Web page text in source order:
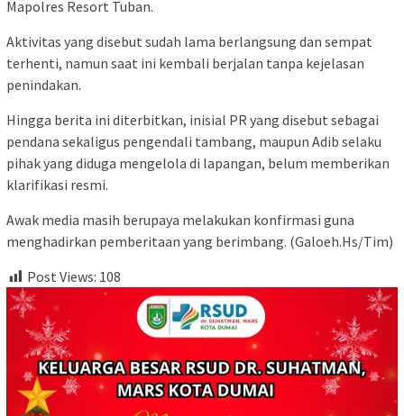
Mapolres Resort Tuban.
Aktivitas yang disebut sudah lama berlangsung dan sempat
terhenti, namun saat ini kembali berjalan tanpa kejelasan
penindakan.
Hingga berita ini diterbitkan, inisial PR yang disebut sebagai
pendana sekaligus pengendali tambang, maupun Adib selaku
pihak yang diduga mengelola di lapangan, belum memberikan
klarifikasi resmi.
Awak media masih berupaya melakukan konfirmasi guna
menghadirkan pemberitaan yang berimbang. (Galoeh.Hs/Tim)
Post Views: 108